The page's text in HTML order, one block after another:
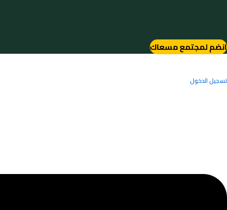
انضم لمجتمع مسعاك
تسجيل الدخول